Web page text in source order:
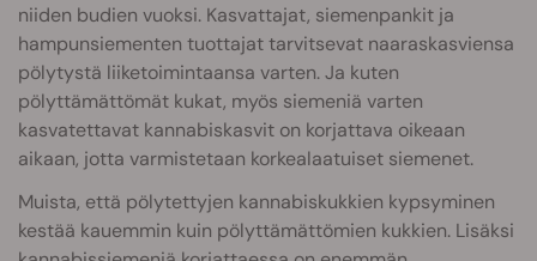
niiden budien vuoksi. Kasvattajat, siemenpankit ja
hampunsiementen tuottajat tarvitsevat naaraskasviensa
pölytystä liiketoimintaansa varten. Ja kuten
pölyttämättömät kukat, myös siemeniä varten
kasvatettavat kannabiskasvit on korjattava oikeaan
aikaan, jotta varmistetaan korkealaatuiset siemenet.
Muista, että pölytettyjen kannabiskukkien kypsyminen
kestää kauemmin kuin pölyttämättömien kukkien. Lisäksi